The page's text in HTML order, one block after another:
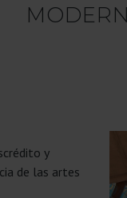
y
de las artes